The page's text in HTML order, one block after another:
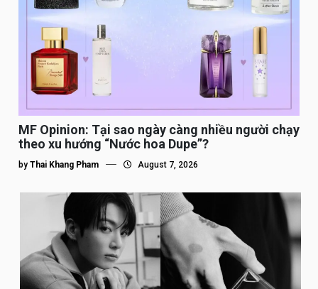
MF Opinion: Tại sao ngày càng nhiều người chạy
theo xu hướng “Nước hoa Dupe”?
by Thai Khang Pham August 7, 2026